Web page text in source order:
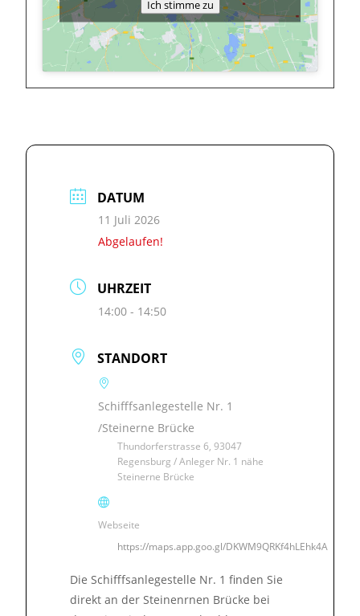
Ich stimme zu
DATUM
11 Juli 2026
Abgelaufen!
UHRZEIT
14:00 - 14:50
STANDORT
Schifffsanlegestelle Nr. 1
/Steinerne Brücke
Thundorferstrasse 6, 93047
Regensburg / Anleger Nr. 1 nähe
Steinerne Brücke
Webseite
https://maps.app.goo.gl/DKWM9QRKf4hLEhk4A
Die Schifffsanlegestelle Nr. 1 finden Sie
direkt an der Steinenrnen Brücke bei